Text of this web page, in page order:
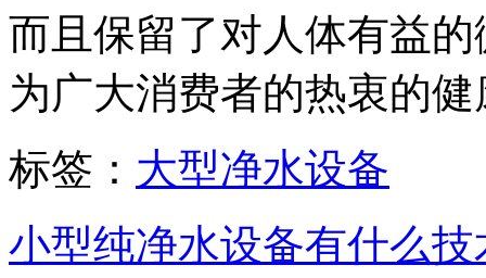
而且保留了对人体有益
为广大消费者的热衷的
标签： 大型净水设备
小型纯净水设备有什么